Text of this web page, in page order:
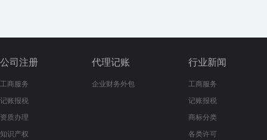
公司注册
工商服务
记账报税
资质办理
知识产权
代理记账
企业财务外包
行业新闻
工商服务
记账报税
商标分类
各类许可